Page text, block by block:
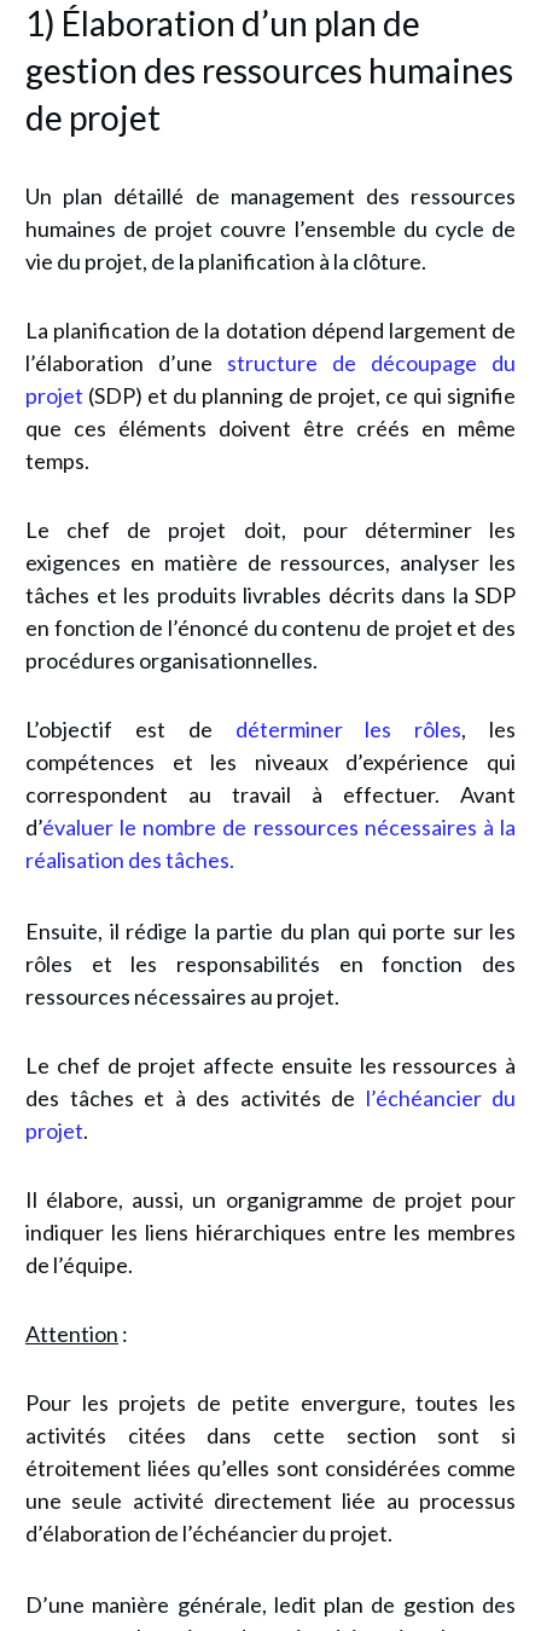
1) Élaboration d’un plan de
gestion des ressources humaines
de projet
Un plan détaillé de management des ressources
humaines de projet couvre l’ensemble du cycle de
vie du projet, de la planification à la clôture.
La planification de la dotation dépend largement de
l’élaboration d’une structure de découpage du
projet (SDP) et du planning de projet, ce qui signifie
que ces éléments doivent être créés en même
temps.
Le chef de projet doit, pour déterminer les
exigences en matière de ressources, analyser les
tâches et les produits livrables décrits dans la SDP
en fonction de l’énoncé du contenu de projet et des
procédures organisationnelles.
L’objectif est de déterminer les rôles, les
compétences et les niveaux d’expérience qui
correspondent au travail à effectuer. Avant
d’évaluer le nombre de ressources nécessaires à la
réalisation des tâches.
Ensuite, il rédige la partie du plan qui porte sur les
rôles et les responsabilités en fonction des
ressources nécessaires au projet.
Le chef de projet affecte ensuite les ressources à
des tâches et à des activités de l’échéancier du
projet.
Il élabore, aussi, un organigramme de projet pour
indiquer les liens hiérarchiques entre les membres
de l’équipe.
Attention :
Pour les projets de petite envergure, toutes les
activités citées dans cette section sont si
étroitement liées qu’elles sont considérées comme
une seule activité directement liée au processus
d’élaboration de l’échéancier du projet.
D’une manière générale, ledit plan de gestion des